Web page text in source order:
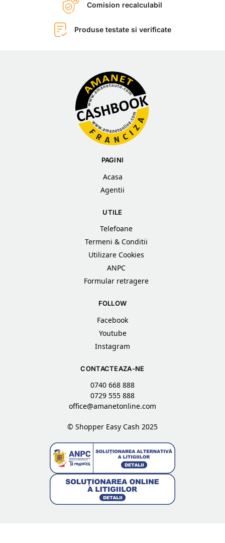
Comision recalculabil
Produse testate si verificate
PAGINI
Acasa
Agentii
UTILE
Telefoane
Termeni & Conditii
Utilizare Cookies
ANPC
Formular retragere
FOLLOW
Facebook
Youtube
Instagram
CONTACTEAZA-NE
0740 668 888
0729 555 888
office@amanetonline.com
© Shopper Easy Cash 2025